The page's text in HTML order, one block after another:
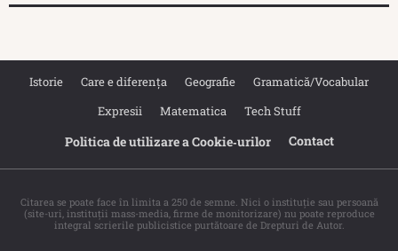
Istorie Care e diferența Geografie
Gramatică/Vocabular
Expresii
Matematica Tech Stuff
Politica de utilizare a Cookie‐urilor Contact
Citarea se poate face în limita a 250 de semne. Nici o instituţie sau persoană
(site-uri, instituţii mass-media, firme de monitorizare) nu poate reproduce
integral scrierile publicistice purtătoare de Drepturi de Autor.